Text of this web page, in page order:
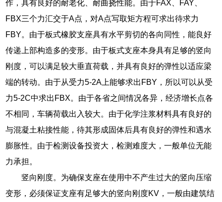
作，具有良好的耐老化、耐曲挠性能。由于FAX、FAY、
FBX三个力汇交于A点，对A点写取矩方程可求出待求力
FBY。由于板式橡胶支座具有水平剪切的各向同性，能良好
传递上部构造多的变形。由于板式支座本身具有足够的竖向
刚度，可以满足较大垂直荷载，并具有良好的弹性以适应梁
端的转动。由于从受力5-2A上能够求出FBY，所以可以从受
力5-2C中求出FBX。由于各省之间情况各异，经济增长点各
不相同，车辆荷载出入较大。由于化学注浆材料具有良好的
与混凝土粘接性能，待其形成固体后具有良好的弹性和遇水
膨胀性。由于检测设备投资大，检测难度大，一般单位无能
力承担。
竖向刚度。为确保支座在使用中不产生过大的竖向压缩
变形，必须保证支座有足够大的竖向刚度KV，一般由建筑结